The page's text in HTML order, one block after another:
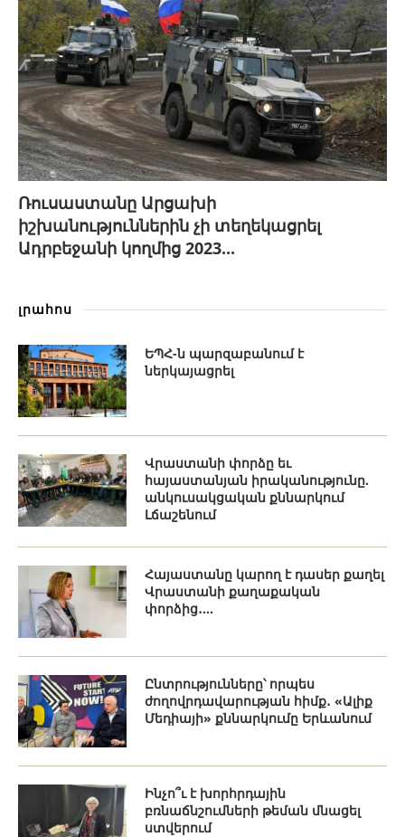
Ռուսաստանը Արցախի
իշխանություններին չի տեղեկացրել
Ադրբեջանի կողմից 2023...
լրահոս
ԵՊՀ-ն պարզաբանում է
ներկայացրել
Վրաստանի փորձը եւ
հայաստանյան իրականությունը.
անկուսակցական քննարկում
Լճաշենում
Հայաստանը կարող է դասեր քաղել
Վրաստանի քաղաքական
փորձից․...
Ընտրությունները՝ որպես
ժողովրդավարության հիմք․ «Ալիք
Մեդիայի» քննարկումը Երևանում
Ինչո՞ւ է խորհրդային
բռնաճնշումների թեման մնացել
ստվերում